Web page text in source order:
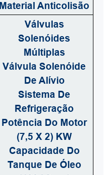
Material Anticolisão
Válvulas
Solenóides
Múltiplas
Válvula Solenóide
De Alívio
Sistema De
Refrigeração
Potência Do Motor
(7,5 X 2) KW
Capacidade Do
Tanque De Óleo